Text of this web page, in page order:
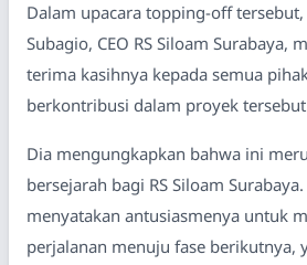
Dalam upacara topping-off
Subagio, CEO RS Siloam Surabaya,
terima kasihnya kepada semua
berkontribusi dalam proyek
Dia mengungkapkan bahwa ini
bersejarah bagi RS Siloam
menyatakan antusiasmenya untuk
perjalanan menuju fase berikutnya,